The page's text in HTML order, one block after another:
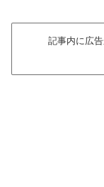
記事内に広